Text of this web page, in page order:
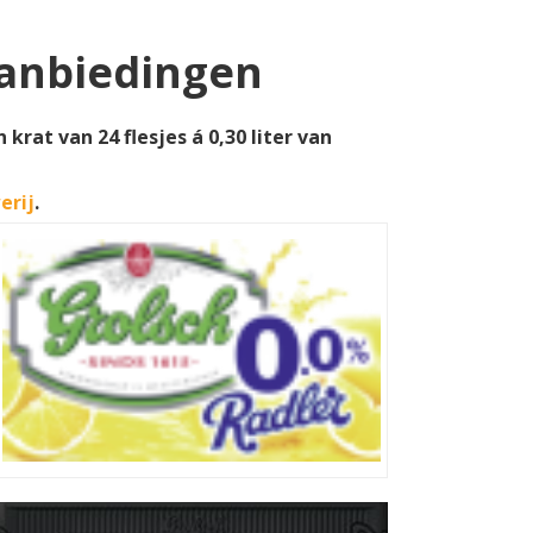
krat van 24 flesjes á 0,30 liter van
.